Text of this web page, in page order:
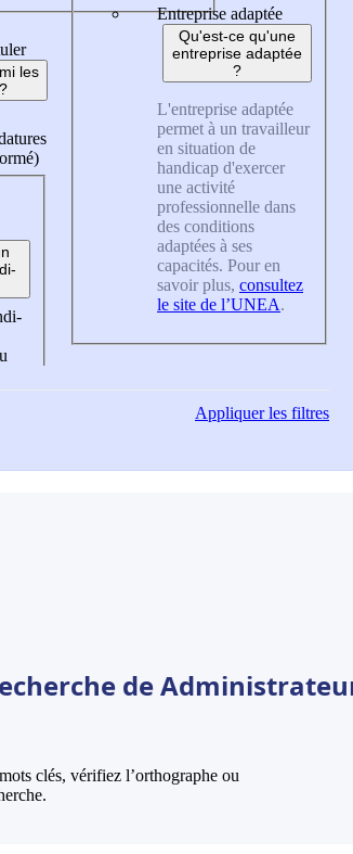
les
Entreprise adaptée
Qu'est-ce qu'une
entreprise adaptée
?
L'entreprise adaptée
permet à un travailleur
en situation de
handicap d'exercer
une activité
professionnelle dans
des conditions
adaptées à ses
capacités. Pour en
savoir plus, consultez
le site de l’UNEA.
Appliquerles filtres
de
clés, vérifiez l’orthographe ou